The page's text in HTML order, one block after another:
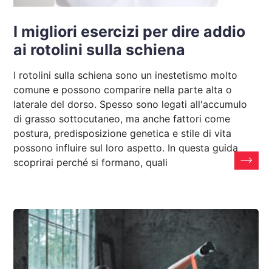
I migliori esercizi per dire addio
ai rotolini sulla schiena
I rotolini sulla schiena sono un inestetismo molto
comune e possono comparire nella parte alta o
laterale del dorso. Spesso sono legati all'accumulo
di grasso sottocutaneo, ma anche fattori come
postura, predisposizione genetica e stile di vita
possono influire sul loro aspetto. In questa guida
scoprirai perché si formano, quali